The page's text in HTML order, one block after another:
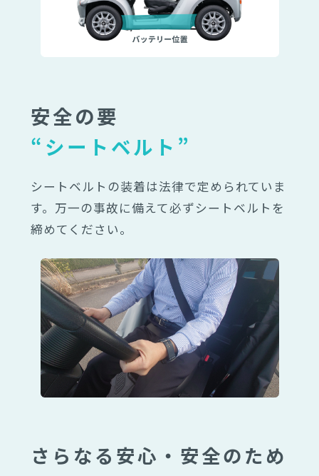
安全の要
“シートベルト”
シートベルトの装着は法律で定められていま
す。万一の事故に備えて必ずシートベルトを
締めてください。
さらなる安心・安全のため